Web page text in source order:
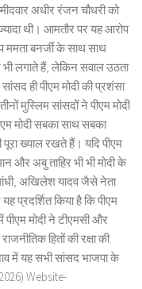
अधीर रंजन चौधरी को
थी। आमतौर पर यह आरोप
ममता बनर्जी के साथ साथ
लगाते हैं, लेकिन सवाल उठता
ही पीएम मोदी की प्रशंसा
मुस्लिम सांसदों ने पीएम मोदी
मोदी सबका साथ सबका
ख्याल रखते हैं। यदि पीएम
और अबु ताहिर भी भी मोदी के
अखिलेश यादव जैसे नेता
प्रदर्शित किया है कि पीएम
पीएम मोदी ने टीएमसी और
हितों की रक्षा की
में यह सभी सांसद भाजपा के
Website-